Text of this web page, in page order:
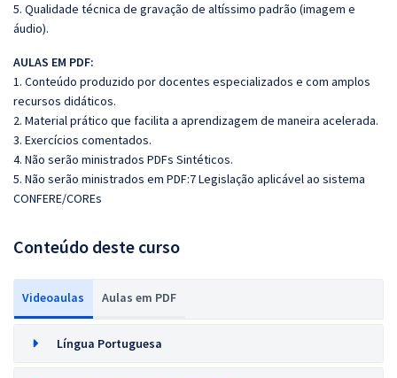
5. Qualidade técnica de gravação de altíssimo padrão (imagem e
áudio).
AULAS EM PDF:
1. Conteúdo produzido por docentes especializados e com amplos
recursos didáticos.
2. Material prático que facilita a aprendizagem de maneira acelerada.
3. Exercícios comentados.
4. Não serão ministrados PDFs Sintéticos.
5. Não serão ministrados em PDF:7 Legislação aplicável ao sistema
CONFERE/COREs
Conteúdo deste curso
Videoaulas Aulas em PDF
Língua Portuguesa